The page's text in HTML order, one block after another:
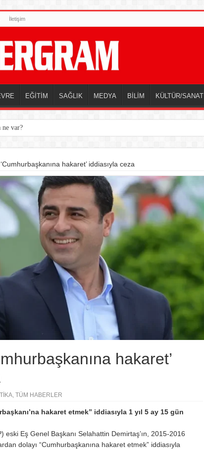
İletişim
EĞİTİM SAĞLIK MEDYA BİLİM KÜLTÜR/SANAT
ne var?
hakaret’ iddiasıyla ceza
hakaret’
, TÜM HABERLER
hakaret etmek” iddiasıyla 1 yıl 5 ay 15 gün
eski Eş Genel Başkanı Selahattin Demirtaş’ın, 2015-2016
dolayı “Cumhurbaşkanına hakaret etmek” iddiasıyla